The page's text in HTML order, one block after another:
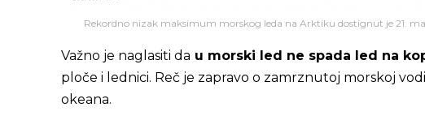
Rekordno nizak maksimum morskog leda na Arktiku dostignut je 21.
Važno je naglasiti da u morski led ne spada led na
ploče i lednici. Reč je zapravo o zamrznutoj morskoj
okeana.